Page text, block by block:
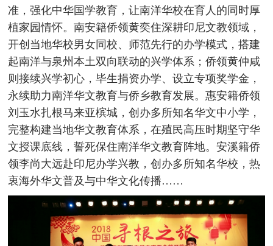
准，强化中华国学教育，让南洋华校在育人的同时厚
植家园情怀。南安籍侨领黄奕住深耕印尼文教领域，
开创当地华校男女同校、师范先行的办学模式，搭建
起南洋与泉州本土双向联动的兴学体系；侨领黄仲咸
则接续兴学初心，毕生捐资办学、设立专项奖学金，
永续助力南洋华文教育与侨乡教育发展。惠安籍侨领
刘玉水扎根马来亚槟城，创办多所知名华文中小学，
完整构建当地华文教育体系，在殖民高压时期坚守华
文授课底线，誓死保住南洋华文教育阵地。安溪籍侨
领李尚大远赴印尼办学兴教，创办多所知名华校，热
衷海外华文普及与中华文化传播……